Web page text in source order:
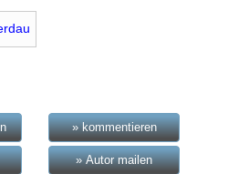
» kommentieren
» Autor mailen